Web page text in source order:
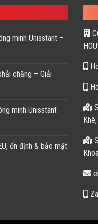
minh Unisstant –
chăng – Giải
minh Unisstant
ổn định & bảo mật